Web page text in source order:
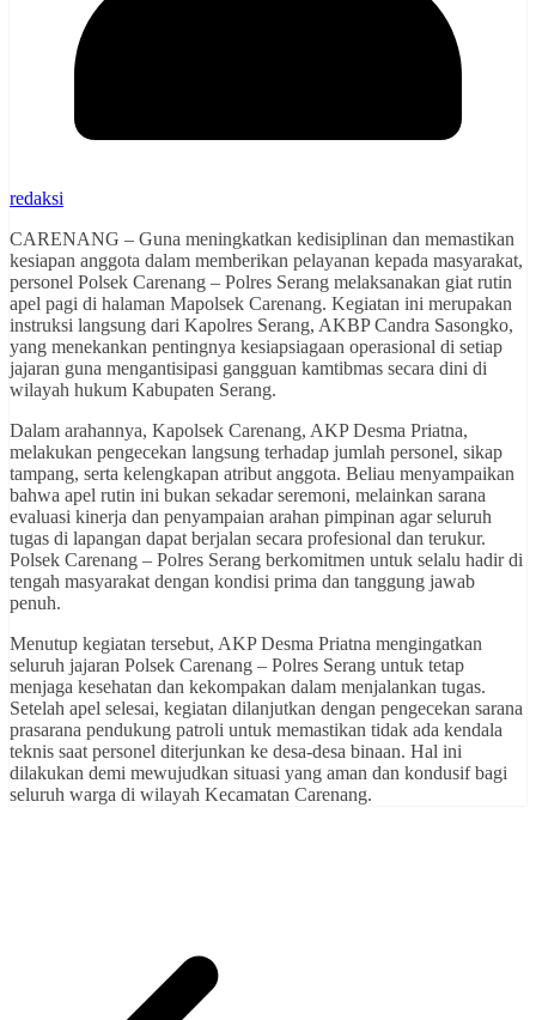
redaksi
CARENANG – Guna meningkatkan kedisiplinan dan memastikan
kesiapan anggota dalam memberikan pelayanan kepada masyarakat,
personel Polsek Carenang – Polres Serang melaksanakan giat rutin
apel pagi di halaman Mapolsek Carenang. Kegiatan ini merupakan
instruksi langsung dari Kapolres Serang, AKBP Candra Sasongko,
yang menekankan pentingnya kesiapsiagaan operasional di setiap
jajaran guna mengantisipasi gangguan kamtibmas secara dini di
wilayah hukum Kabupaten Serang.
Dalam arahannya, Kapolsek Carenang, AKP Desma Priatna,
melakukan pengecekan langsung terhadap jumlah personel, sikap
tampang, serta kelengkapan atribut anggota. Beliau menyampaikan
bahwa apel rutin ini bukan sekadar seremoni, melainkan sarana
evaluasi kinerja dan penyampaian arahan pimpinan agar seluruh
tugas di lapangan dapat berjalan secara profesional dan terukur.
Polsek Carenang – Polres Serang berkomitmen untuk selalu hadir di
tengah masyarakat dengan kondisi prima dan tanggung jawab
penuh.
Menutup kegiatan tersebut, AKP Desma Priatna mengingatkan
seluruh jajaran Polsek Carenang – Polres Serang untuk tetap
menjaga kesehatan dan kekompakan dalam menjalankan tugas.
Setelah apel selesai, kegiatan dilanjutkan dengan pengecekan sarana
prasarana pendukung patroli untuk memastikan tidak ada kendala
teknis saat personel diterjunkan ke desa-desa binaan. Hal ini
dilakukan demi mewujudkan situasi yang aman dan kondusif bagi
seluruh warga di wilayah Kecamatan Carenang.